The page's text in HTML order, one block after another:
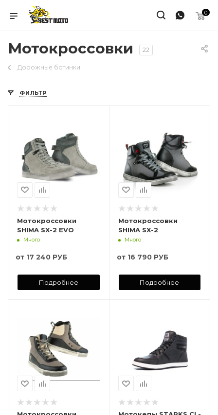
0
Мотокроссовки 22
Дорожные ботинки
ФИЛЬТР
Мотокроссовки
SHIMA SX-2 EVO
Много
от 17 240 РУБ
Подробнее
Мотокроссовки
SHIMA SX-2
Много
от 16 790 РУБ
Подробнее